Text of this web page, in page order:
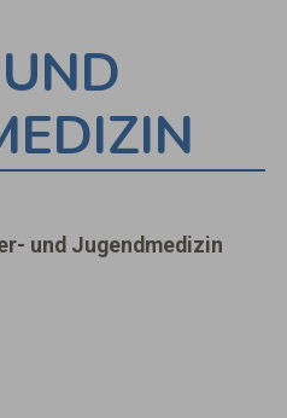
und Jugendmedizin